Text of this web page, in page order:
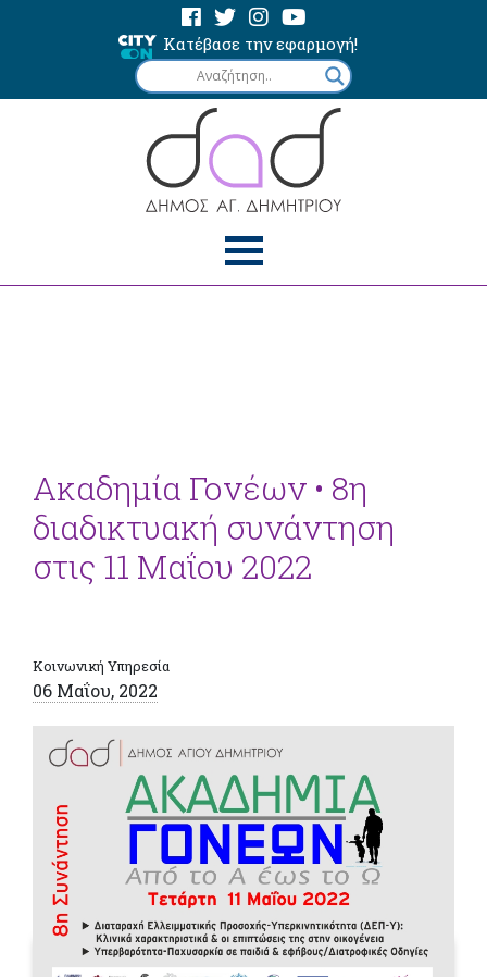
Κατέβασε την εφαρμογή!
Ακαδημία Γονέων • 8η
διαδικτυακή συνάντηση
στις 11 Μαΐου 2022
Κοινωνική Υπηρεσία
06 Μαΐου, 2022